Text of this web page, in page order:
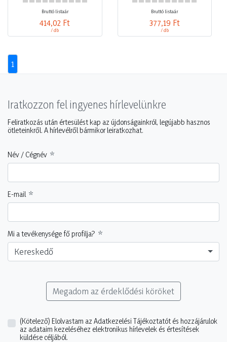
Bruttó listaár
414,02 Ft
/ db
Bruttó listaár
377,19 Ft
/ db
1
Iratkozzon fel ingyenes hírlevelünkre
Feliratkozás után értesülést kap az újdonságainkról, legújabb hasznos
ötleteinkről. A hírlevélről bármikor leiratkozhat.
Név / Cégnév
E-mail
Mi a tevékenysége fő profilja?
Kereskedő
Megadom az érdeklődési köröket
(Kötelező) Elolvastam az Adatkezelési Tájékoztatót és hozzájárulok
az adataim kezeléséhez elektronikus hírlevelek és értesítések
küldése céljából.